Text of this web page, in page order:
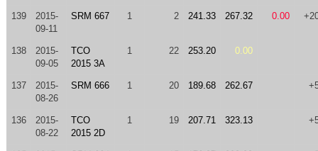
139
2015-
09-11
SRM 667 1 2 241.33 267.32 0.00
138
2015-
09-05
TCO
2015 3A
1 22 253.20 0.00
137
2015-
08-26
SRM 666 1 20 189.68 262.67
136
2015-
08-22
TCO
2015 2D
1 19 207.71 323.13